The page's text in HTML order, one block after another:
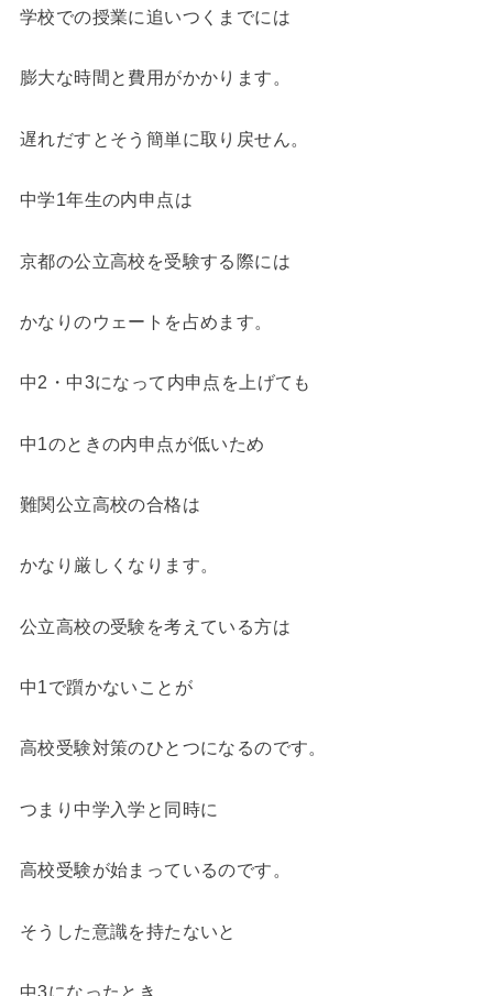
学校での授業に追いつくまでには
膨大な時間と費用がかかります。
遅れだすとそう簡単に取り戻せん。
中学1年生の内申点は
京都の公立高校を受験する際には
かなりのウェートを占めます。
中2・中3になって内申点を上げても
中1のときの内申点が低いため
難関公立高校の合格は
かなり厳しくなります。
公立高校の受験を考えている方は
中1で躓かないことが
高校受験対策のひとつになるのです。
つまり中学入学と同時に
高校受験が始まっているのです。
そうした意識を持たないと
中3になったとき